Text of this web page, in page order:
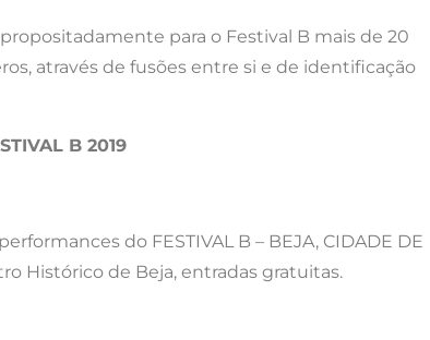
para o Festival B mais de 20
através de fusões entre si e de identificação
B 2019
do FESTIVAL B – BEJA, CIDADE DE
Histórico de Beja, entradas gratuitas.